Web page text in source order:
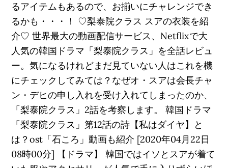
るアイテムもあるので、お揃いにチャレンジでき
るかも・・・！ ♡梨泰院クラス スアの衣装を紹
介♡ 世界最大の動画配信サービス、Netflixで大
人気の韓国ドラマ「梨泰院クラス」を全話レビュ
ー。気になるけれどまだ見ていない人はこれを機
にチェックしてみては？なぜオ・スアは会長チャ
ン・デヒの申し入れを受け入れてしまったのか、
「梨泰院クラス」2話を考察します。 韓国ドラマ
「梨泰院クラス」第12話の詩【私はダイヤ】と
は？ost「石ころ」動画も紹介 [2020年04月22日
08時00分] 【ドラマ】 韓国ではイソとスアが着て